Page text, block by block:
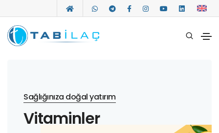
Sağlığınıza doğal yatırım
Vitaminler